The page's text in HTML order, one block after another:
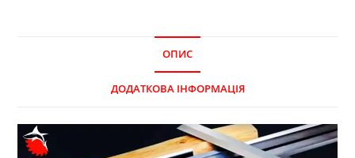
ОПИС
ДОДАТКОВА ІНФОРМАЦІЯ